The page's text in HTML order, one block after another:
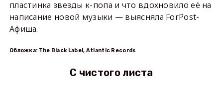
пластинка звезды к-попа и что вдохновило её на
написание новой музыки — выясняла ForPost-
Афиша.
Обложка: The Black Label, Atlantic Records
С чистого листа